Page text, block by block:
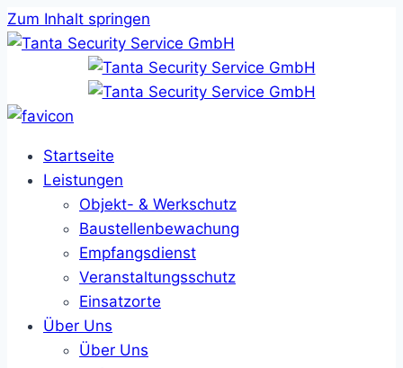
Zum Inhalt springen
Startseite
Leistungen
Objekt- & Werkschutz
Baustellenbewachung
Empfangsdienst
Veranstaltungsschutz
Einsatzorte
Über Uns
Über Uns